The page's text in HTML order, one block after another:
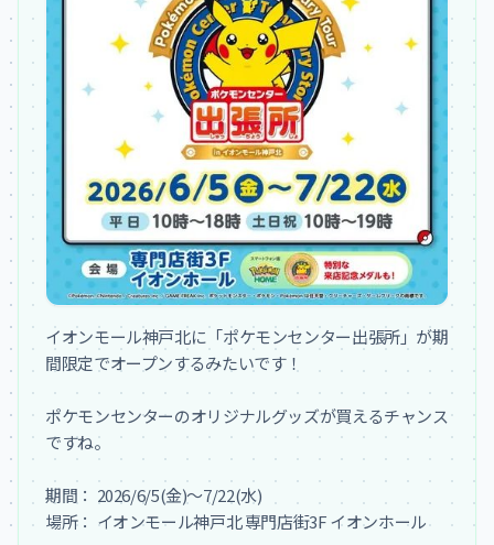
イオンモール神戸北に「ポケモンセンター出張所」が期
間限定でオープンするみたいです！
ポケモンセンターのオリジナルグッズが買えるチャンス
ですね。
期間： 2026/6/5(金)～7/22(水)
場所： イオンモール神戸北 専門店街3F イオンホール